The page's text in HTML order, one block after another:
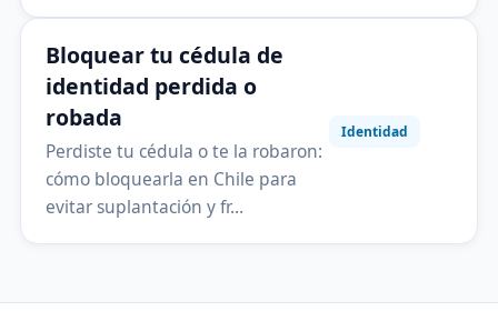
Bloquear tu cédula de
identidad perdida o
robada
Perdiste tu cédula o te la robaron:
cómo bloquearla en Chile para
evitar suplantación y fr…
Identidad